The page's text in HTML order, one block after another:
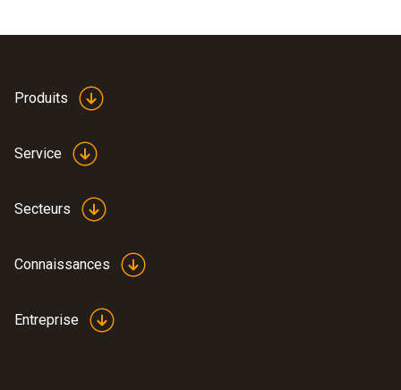
Produits
Service
Secteurs
Connaissances
Entreprise